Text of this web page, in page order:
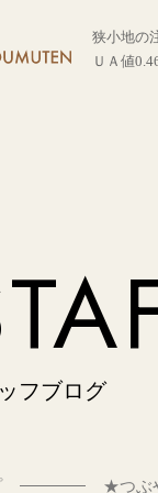
狭小地の
ＵＡ値
フブログ
★つぶ